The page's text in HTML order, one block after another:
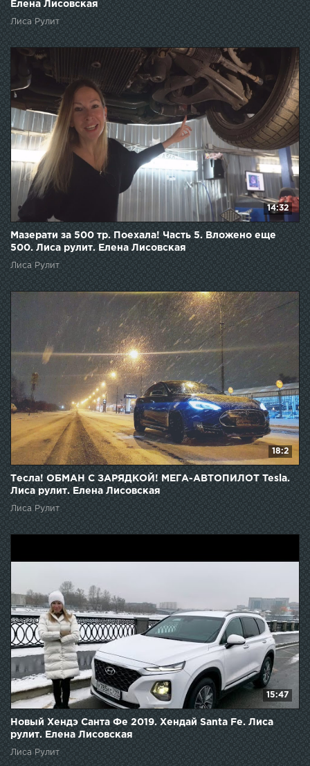
Елена Лисовская
Лиса Рулит
14:32
Мазерати за 500 тр. Поехала! Часть 5. Вложено еще
500. Лиса рулит. Елена Лисовская
Лиса Рулит
18:2
Тесла! ОБМАН С ЗАРЯДКОЙ! МЕГА-АВТОПИЛОТ Tesla.
Лиса рулит. Елена Лисовская
Лиса Рулит
15:47
Новый Хендэ Санта Фе 2019. Хендай Santa Fe. Лиса
рулит. Елена Лисовская
Лиса Рулит